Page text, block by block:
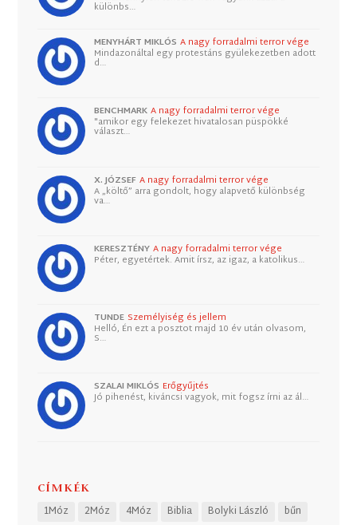
különbs…
MENYHÁRT MIKLÓS A nagy forradalmi terror vége
Mindazonáltal egy protestáns gyülekezetben adott
d…
BENCHMARK A nagy forradalmi terror vége
"amikor egy felekezet hivatalosan püspökké
választ…
X. JÓZSEF A nagy forradalmi terror vége
A „költő” arra gondolt, hogy alapvető különbség
va…
KERESZTÉNY A nagy forradalmi terror vége
Péter, egyetértek. Amit írsz, az igaz, a katolikus…
TUNDE Személyiség és jellem
Helló, Én ezt a posztot majd 10 év után olvasom,
S…
SZALAI MIKLÓS Erőgyűjtés
Jó pihenést, kiváncsi vagyok, mit fogsz írni az ál…
CÍMKÉK
1Móz 2Móz 4Móz Biblia Bolyki László
bűn